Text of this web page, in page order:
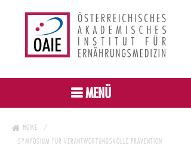
MENÜ
HOME
SYMPOSIUM FÜR VERANTWORTUNGSVOLLE PRÄVENTION